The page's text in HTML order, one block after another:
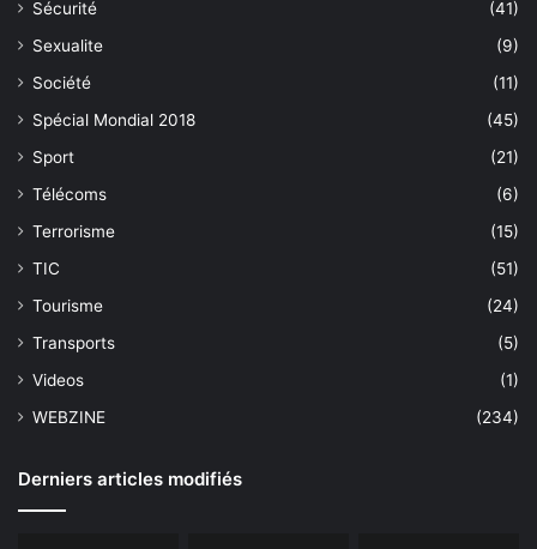
Sécurité
(41)
Sexualite
(9)
Société
(11)
Spécial Mondial 2018
(45)
Sport
(21)
Télécoms
(6)
Terrorisme
(15)
TIC
(51)
Tourisme
(24)
Transports
(5)
Videos
(1)
WEBZINE
(234)
Derniers articles modifiés